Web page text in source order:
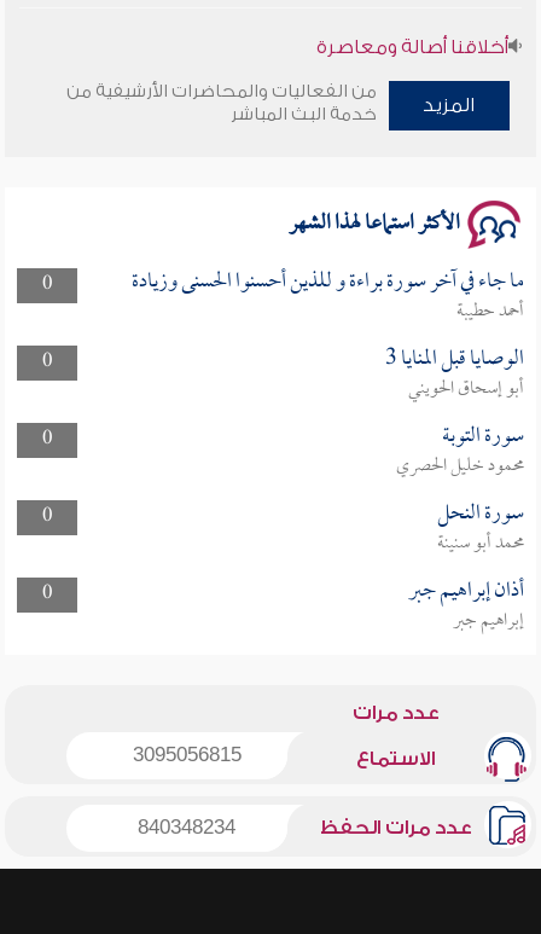
أخلاقنا أصالة ومعاصرة
وأمنهم من خوف 9
المزيد
من الفعاليات والمحاضرات الأرشيفية من
خدمة البث المباشر
الأكثر استماعا لهذا الشهر
0 ما جاء في آخر سورة براءة و للذين أحسنوا الحسنى وزيادة
أحمد حطيبة
0
الوصايا قبل المنايا 3
أبو إسحاق الحويني
0
سورة التوبة
محمود خليل الحصري
0
سورة النحل
محمد أبو سنينة
0
أذان إبراهيم جبر
إبراهيم جبر
عدد مرات
الاستماع 3095056815
عدد مرات الحفظ 840348234